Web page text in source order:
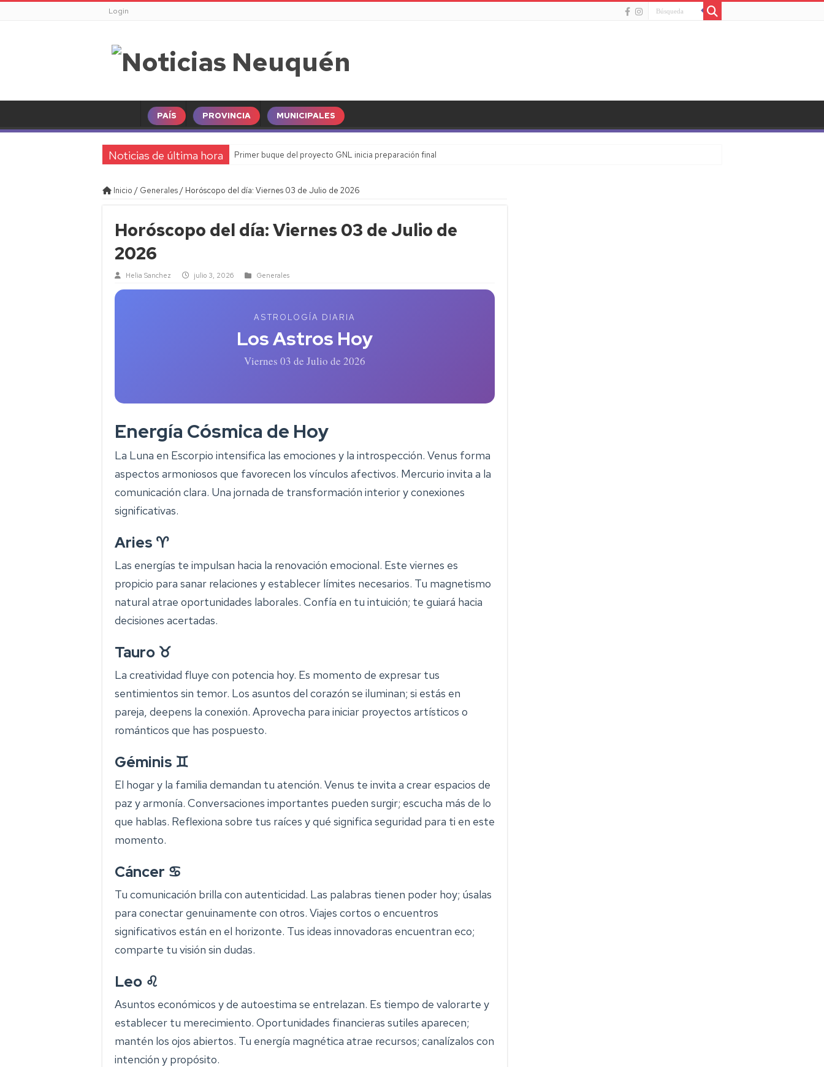
Login
PAÍS PROVINCIA MUNICIPALES
Noticias de última hora Primer buque del proyecto GNL inicia preparación final
Inicio / Generales/ Horóscopo del día: Viernes 03 de Julio de 2026
Horóscopo del día: Viernes 03 de Julio de
2026
Helia Sanchez julio 3, 2026 Generales
ASTROLOGÍA DIARIA
Los Astros Hoy
Viernes 03 de Julio de 2026
Energía Cósmica de Hoy
La Luna en Escorpio intensifica las emociones y la introspección. Venus forma
aspectos armoniosos que favorecen los vínculos afectivos. Mercurio invita a la
comunicación clara. Una jornada de transformación interior y conexiones
significativas.
Aries ♈
Las energías te impulsan hacia la renovación emocional. Este viernes es
propicio para sanar relaciones y establecer límites necesarios. Tu magnetismo
natural atrae oportunidades laborales. Confía en tu intuición; te guiará hacia
decisiones acertadas.
Tauro ♉
La creatividad fluye con potencia hoy. Es momento de expresar tus
sentimientos sin temor. Los asuntos del corazón se iluminan; si estás en
pareja, deepens la conexión. Aprovecha para iniciar proyectos artísticos o
románticos que has pospuesto.
Géminis ♊
El hogar y la familia demandan tu atención. Venus te invita a crear espacios de
paz y armonía. Conversaciones importantes pueden surgir; escucha más de lo
que hablas. Reflexiona sobre tus raíces y qué significa seguridad para ti en este
momento.
Cáncer ♋
Tu comunicación brilla con autenticidad. Las palabras tienen poder hoy; úsalas
para conectar genuinamente con otros. Viajes cortos o encuentros
significativos están en el horizonte. Tus ideas innovadoras encuentran eco;
comparte tu visión sin dudas.
Leo ♌
Asuntos económicos y de autoestima se entrelazan. Es tiempo de valorarte y
establecer tu merecimiento. Oportunidades financieras sutiles aparecen;
mantén los ojos abiertos. Tu energía magnética atrae recursos; canalízalos con
intención y propósito.